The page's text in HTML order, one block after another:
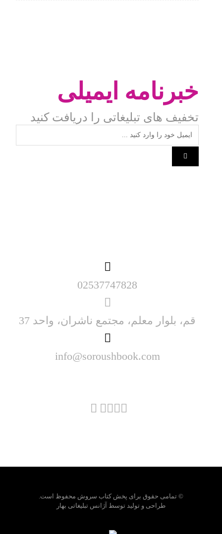
خبرنامه ایمیلی
تخفیف های تبلیغاتی را دریافت کنید
02537747828
قم، بلوار معلم، مجتمع ناشران، واحد 37
info@soroushbook.com
© تمامی حقوق برای پخش کتاب سروش محفوظ است.
طراحی و تولید توسط آژانس تبلیغاتی بهار